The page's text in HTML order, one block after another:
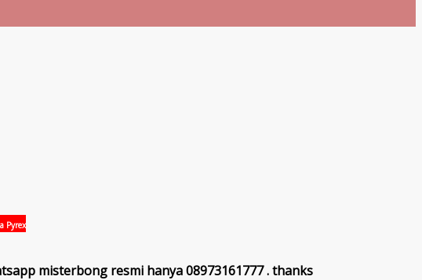
Pyrex
misterbong resmi hanya 08973161777 . thanks